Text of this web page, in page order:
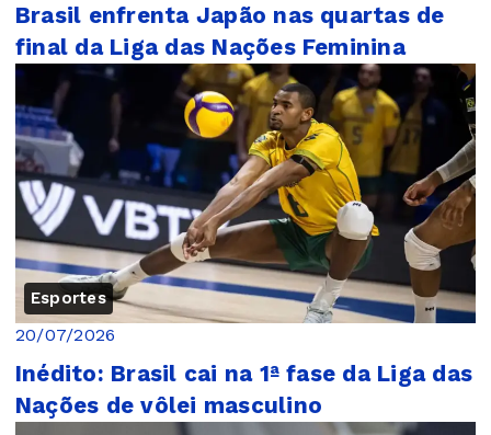
Brasil enfrenta Japão nas quartas de
final da Liga das Nações Feminina
Esportes
20/07/2026
Inédito: Brasil cai na 1ª fase da Liga das
Nações de vôlei masculino